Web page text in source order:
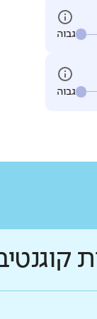
גבוה
גבוה